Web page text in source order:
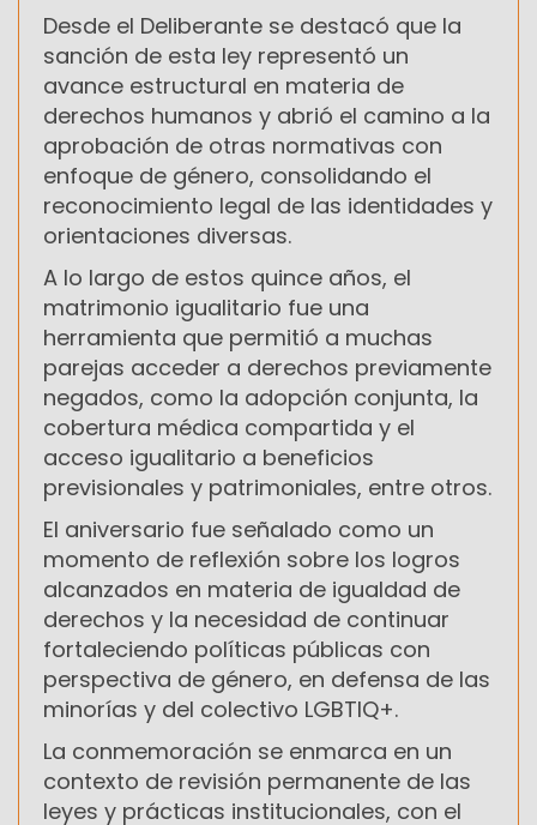
Desde el Deliberante se destacó que la
sanción de esta ley representó un
avance estructural en materia de
derechos humanos y abrió el camino a la
aprobación de otras normativas con
enfoque de género, consolidando el
reconocimiento legal de las identidades y
orientaciones diversas.
A lo largo de estos quince años, el
matrimonio igualitario fue una
herramienta que permitió a muchas
parejas acceder a derechos previamente
negados, como la adopción conjunta, la
cobertura médica compartida y el
acceso igualitario a beneficios
previsionales y patrimoniales, entre otros.
El aniversario fue señalado como un
momento de reflexión sobre los logros
alcanzados en materia de igualdad de
derechos y la necesidad de continuar
fortaleciendo políticas públicas con
perspectiva de género, en defensa de las
minorías y del colectivo LGBTIQ+.
La conmemoración se enmarca en un
contexto de revisión permanente de las
leyes y prácticas institucionales, con el